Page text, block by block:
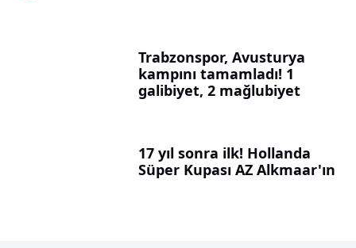
Trabzonspor, Avusturya
kampını tamamladı! 1
galibiyet, 2 mağlubiyet
17 yıl sonra ilk! Hollanda
Süper Kupası AZ Alkmaar'ın